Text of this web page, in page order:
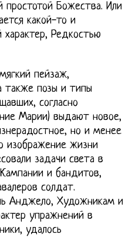
Божества. Или
какой-то и
характер, Редкостью
пейзаж,
также позы и типы
согласно
Марии) выдают новое,
но и менее
изображение жизни
задачи света в
и бандитов,
солдат.
Анджело, Художникам и
упражнений в
удалось